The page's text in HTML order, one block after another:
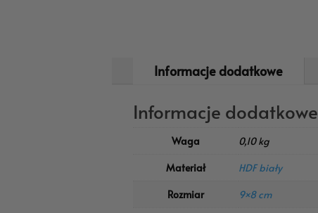
Informacje dodatkowe
Informacje dodatkowe
Waga
0,10 kg
Materiał
HDF biały
Rozmiar
9×8 cm